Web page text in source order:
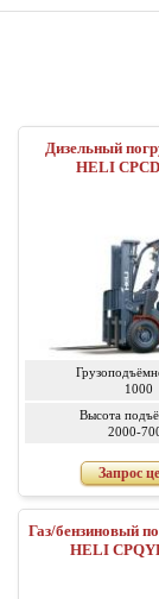
Дизельный
HELI
1000
Высота
2000-
Запрос
Газ/бензиновый
HELI